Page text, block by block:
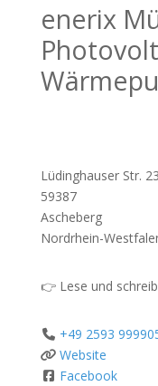
enerix
Lüdinghauser Str. 23
59387
Ascheberg
Nordrhein-
👉 Lese und
+49 2593
Website
Facebook